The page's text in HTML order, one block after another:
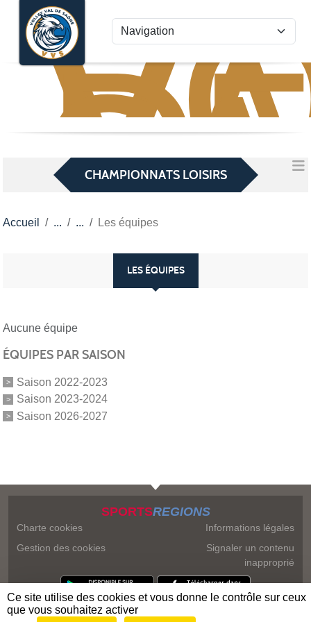
CHAMPIONNATS LOISIRS
Accueil Les équipes
LES ÉQUIPES
Aucune équipe
ÉQUIPES PAR SAISON
Saison 2022-2023
Saison 2023-2024
Saison 2026-2027
SPORTSREGIONS
Charte cookies
Gestion des cookies
Informations légales
Signaler un contenu
inapproprié
Panneau de gestion des cookies
Ce site utilise des cookies et vous donne le contrôle sur ceux
que vous souhaitez activer